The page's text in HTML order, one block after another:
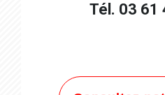
Tél. 03 61